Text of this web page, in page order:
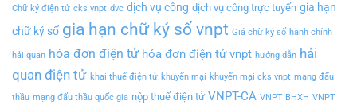
Chữ ký điện tử cks vnpt dvc dịch vụ công dịch vụ công trực tuyến gia hạn
chữ ký số gia hạn chữ ký số vnpt Giá chữ ký số hành chính
hải quan hóa đơn điện tử hóa đơn điện tử vnpt hướng dẫn hải
quan điện tử khai thuế điện tử khuyến mại khuyến mại cks vnpt mạng đấu
thầu mạng đấu thầu quốc gia nộp thuế điện tử VNPT-CA VNPT BHXH VNPT